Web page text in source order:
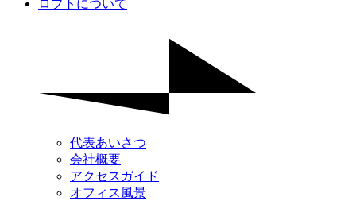
ロプトについて
代表あいさつ
会社概要
アクセスガイド
オフィス風景